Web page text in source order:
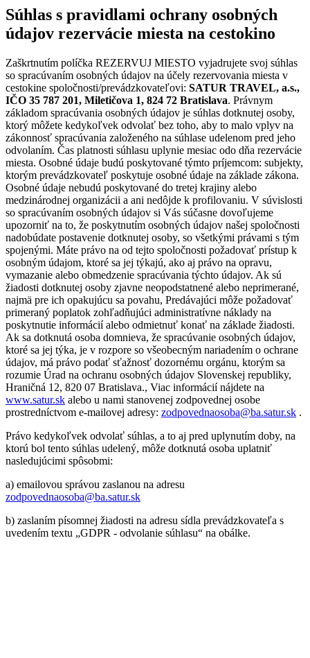
Súhlas s pravidlami ochrany osobných
údajov rezervácie miesta na cestokino
Zaškrtnutím políčka REZERVUJ MIESTO vyjadrujete svoj súhlas
so spracúvaním osobných údajov na účely rezervovania miesta v
cestokine spoločnosti/prevádzkovateľovi: SATUR TRAVEL, a.s.,
IČO 35 787 201, Miletičova 1, 824 72 Bratislava. Právnym
základom spracúvania osobných údajov je súhlas dotknutej osoby,
ktorý môžete kedykoľvek odvolať bez toho, aby to malo vplyv na
zákonnosť spracúvania založeného na súhlase udelenom pred jeho
odvolaním. Čas platnosti súhlasu uplynie mesiac odo dňa rezervácie
miesta. Osobné údaje budú poskytované týmto príjemcom: subjekty,
ktorým prevádzkovateľ poskytuje osobné údaje na základe zákona.
Osobné údaje nebudú poskytované do tretej krajiny alebo
medzinárodnej organizácii a ani nedôjde k profilovaniu. V súvislosti
so spracúvaním osobných údajov si Vás súčasne dovoľujeme
upozorniť na to, že poskytnutím osobných údajov našej spoločnosti
nadobúdate postavenie dotknutej osoby, so všetkými právami s tým
spojenými. Máte právo na od tejto spoločnosti požadovať prístup k
osobným údajom, ktoré sa jej týkajú, ako aj právo na opravu,
vymazanie alebo obmedzenie spracúvania týchto údajov. Ak sú
žiadosti dotknutej osoby zjavne neopodstatnené alebo neprimerané,
najmä pre ich opakujúcu sa povahu, Predávajúci môže požadovať
primeraný poplatok zohľadňujúci administratívne náklady na
poskytnutie informácií alebo odmietnuť konať na základe žiadosti.
Ak sa dotknutá osoba domnieva, že spracúvanie osobných údajov,
ktoré sa jej týka, je v rozpore so všeobecným nariadením o ochrane
údajov, má právo podať sťažnosť dozornému orgánu, ktorým sa
rozumie Úrad na ochranu osobných údajov Slovenskej republiky,
Hraničná 12, 820 07 Bratislava., Viac informácií nájdete na
www.satur.sk alebo u nami stanovenej zodpovednej osobe
prostredníctvom e-mailovej adresy: zodpovednaosoba@ba.satur.sk .
Právo kedykoľvek odvolať súhlas, a to aj pred uplynutím doby, na
ktorú bol tento súhlas udelený, môže dotknutá osoba uplatniť
nasledujúcimi spôsobmi:
a) emailovou správou zaslanou na adresu
zodpovednaosoba@ba.satur.sk
b) zaslaním písomnej žiadosti na adresu sídla prevádzkovateľa s
uvedením textu „GDPR - odvolanie súhlasu“ na obálke.